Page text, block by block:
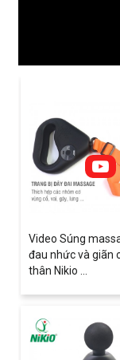
Video Súng
đau nhức và giãn
thân Nikio ...